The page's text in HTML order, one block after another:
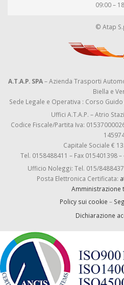
09:00 –
© Atap
A.T.A.P. SPA– Azienda Trasporti
Biella e
Sede Legale e Operativa : Corso
Uffici A.T.A.P. – Atrio
Codice Fiscale/Partita Iva:
Capitale Sociale €
Tel. 0158488411 – Fax 015401398 –
Ufficio Noleggi: Tel. 015/
Posta Elettronica Certificata:
Amministrazione
Policy sui cookie –
Dichiarazione